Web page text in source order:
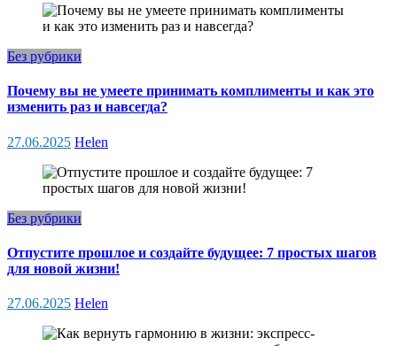
Без рубрики
Почему вы не умеете принимать комплименты и как это
изменить раз и навсегда?
27.06.2025 Helen
Без рубрики
Отпустите прошлое и создайте будущее: 7 простых шагов
для новой жизни!
27.06.2025 Helen